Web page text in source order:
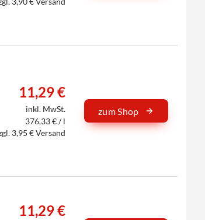
11,29 €
inkl. MwSt.
376,33 € / l
3,95 € Versand
zum Shop
11,29 €